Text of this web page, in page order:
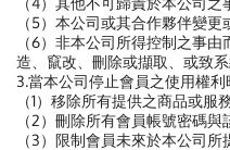
（5）本公司或其合作夥伴變更
（6）非本公司所得控制之事
造、竄改、刪除或擷取、或致
3.當本公司停止會員之使用權
（1）移除所有提供之商品或服
（2）刪除所有會員帳號密碼
（3）限制會員未來於本公司所